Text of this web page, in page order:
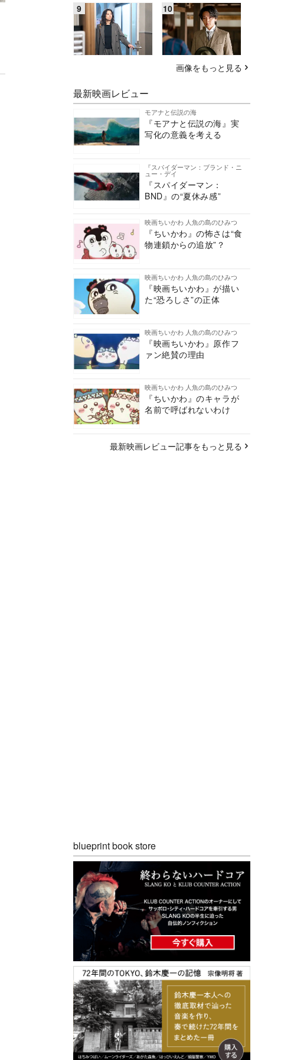
画像をもっと見る
最新映画レビュー
モアナと伝説の海
『モアナと伝説の海』実
写化の意義を考える
『スパイダーマン：ブランド・ニ
ュー・デイ
『スパイダーマン：
BND』の“夏休み感”
映画ちいかわ 人魚の島のひみつ
『ちいかわ』の怖さは“食
物連鎖からの追放”？
映画ちいかわ 人魚の島のひみつ
『映画ちいかわ』が描い
た“恐ろしさ”の正体
映画ちいかわ 人魚の島のひみつ
『映画ちいかわ』原作フ
ァン絶賛の理由
映画ちいかわ 人魚の島のひみつ
『ちいかわ』のキャラが
名前で呼ばれないわけ
最新映画レビュー記事をもっと見る
blueprint book store